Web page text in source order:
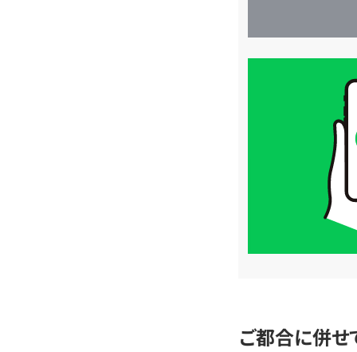
ご都合に併せ